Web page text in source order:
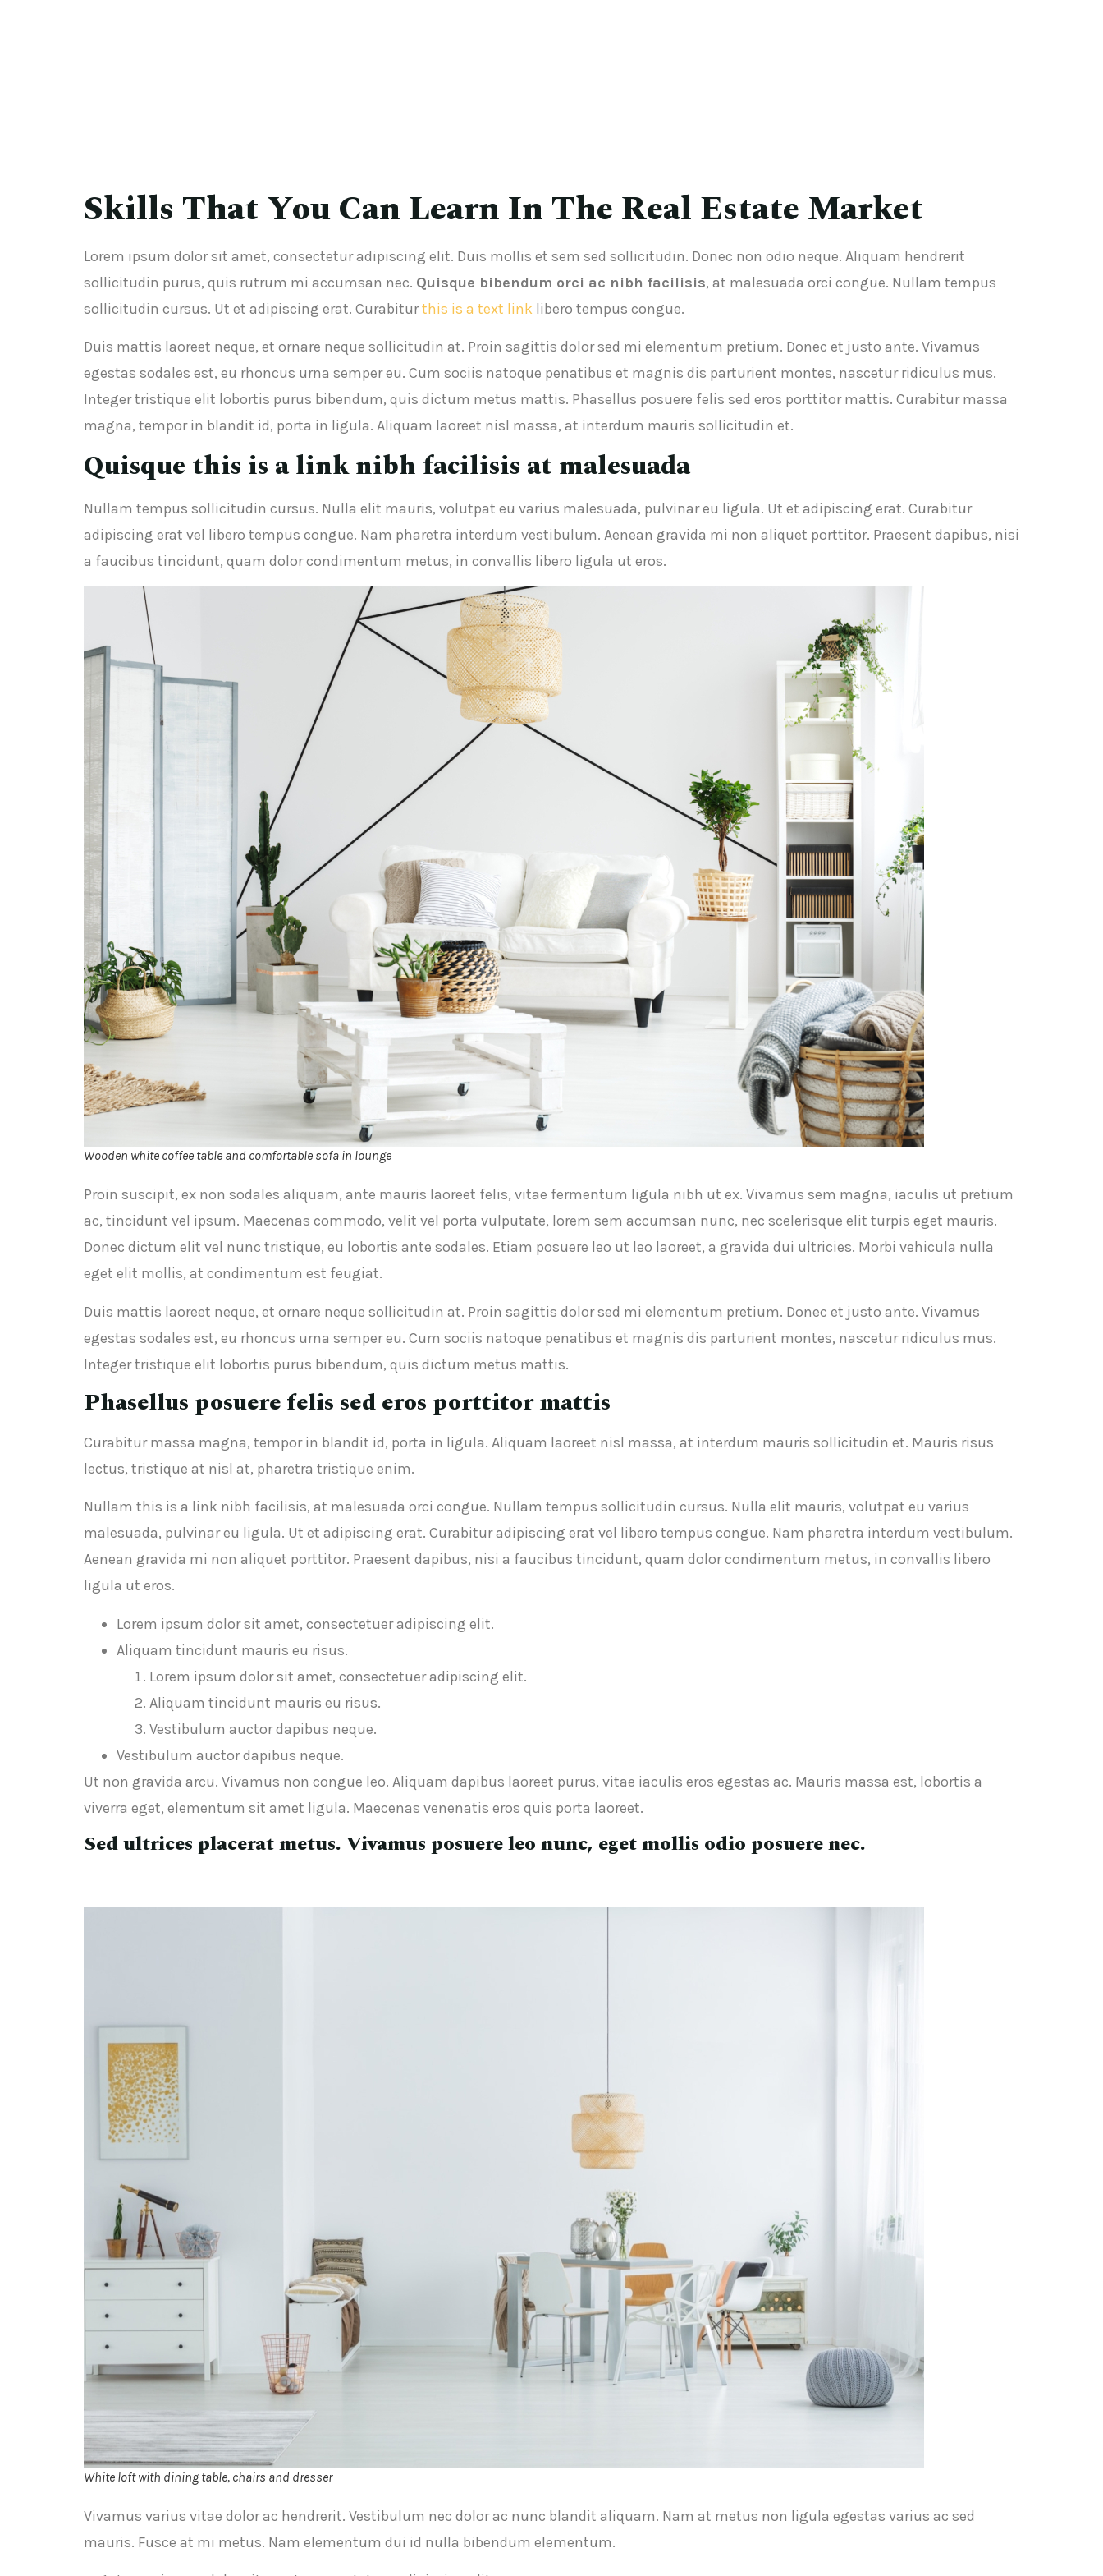
Skills That You Can Learn In The Real Estate Market
Lorem ipsum dolor sit amet, consectetur adipiscing elit. Duis mollis et sem sed sollicitudin. Donec non odio neque. Aliquam hendrerit
sollicitudin purus, quis rutrum mi accumsan nec. Quisque bibendum orci ac nibh facilisis, at malesuada orci congue. Nullam tempus
sollicitudin cursus. Ut et adipiscing erat. Curabiturthis is a text link libero tempus congue.
Duis mattis laoreet neque, et ornare neque sollicitudin at. Proin sagittis dolor sed mi elementum pretium. Donec et justo ante. Vivamus
egestas sodales est, eu rhoncus urna semper eu. Cum sociis natoque penatibus et magnis dis parturient montes, nascetur ridiculus mus.
Integer tristique elit lobortis purus bibendum, quis dictum metus mattis. Phasellus posuere felis sed eros porttitor mattis. Curabitur massa
magna, tempor in blandit id, porta in ligula. Aliquam laoreet nisl massa, at interdum mauris sollicitudin et.
Quisque this is a link nibh facilisis at malesuada
Nullam tempus sollicitudin cursus. Nulla elit mauris, volutpat eu varius malesuada, pulvinar eu ligula. Ut et adipiscing erat. Curabitur
adipiscing erat vel libero tempus congue. Nam pharetra interdum vestibulum. Aenean gravida mi non aliquet porttitor. Praesent dapibus, nisi
a faucibus tincidunt, quam dolor condimentum metus, in convallis libero ligula ut eros.
Wooden white coffee table and comfortable sofa in lounge
Proin suscipit, ex non sodales aliquam, ante mauris laoreet felis, vitae fermentum ligula nibh ut ex. Vivamus sem magna, iaculis ut pretium
ac, tincidunt vel ipsum. Maecenas commodo, velit vel porta vulputate, lorem sem accumsan nunc, nec scelerisque elit turpis eget mauris.
Donec dictum elit vel nunc tristique, eu lobortis ante sodales. Etiam posuere leo ut leo laoreet, a gravida dui ultricies. Morbi vehicula nulla
eget elit mollis, at condimentum est feugiat.
Duis mattis laoreet neque, et ornare neque sollicitudin at. Proin sagittis dolor sed mi elementum pretium. Donec et justo ante. Vivamus
egestas sodales est, eu rhoncus urna semper eu. Cum sociis natoque penatibus et magnis dis parturient montes, nascetur ridiculus mus.
Integer tristique elit lobortis purus bibendum, quis dictum metus mattis.
Phasellus posuere felis sed eros porttitor mattis
Curabitur massa magna, tempor in blandit id, porta in ligula. Aliquam laoreet nisl massa, at interdum mauris sollicitudin et. Mauris risus
lectus, tristique at nisl at, pharetra tristique enim.
Nullam this is a link nibh facilisis, at malesuada orci congue. Nullam tempus sollicitudin cursus. Nulla elit mauris, volutpat eu varius
malesuada, pulvinar eu ligula. Ut et adipiscing erat. Curabitur adipiscing erat vel libero tempus congue. Nam pharetra interdum vestibulum.
Aenean gravida mi non aliquet porttitor. Praesent dapibus, nisi a faucibus tincidunt, quam dolor condimentum metus, in convallis libero
ligula ut eros.
Lorem ipsum dolor sit amet, consectetuer adipiscing elit.
Aliquam tincidunt mauris eu risus.
Lorem ipsum dolor sit amet, consectetuer adipiscing elit.
Aliquam tincidunt mauris eu risus.
Vestibulum auctor dapibus neque.
Vestibulum auctor dapibus neque.
Ut non gravida arcu. Vivamus non congue leo. Aliquam dapibus laoreet purus, vitae iaculis eros egestas ac. Mauris massa est, lobortis a
viverra eget, elementum sit amet ligula. Maecenas venenatis eros quis porta laoreet.
Sed ultrices placerat metus. Vivamus posuere leo nunc, eget mollis odio posuere nec.
White loft with dining table, chairs and dresser
Vivamus varius vitae dolor ac hendrerit. Vestibulum nec dolor ac nunc blandit aliquam. Nam at metus non ligula egestas varius ac sed
mauris. Fusce at mi metus. Nam elementum dui id nulla bibendum elementum.